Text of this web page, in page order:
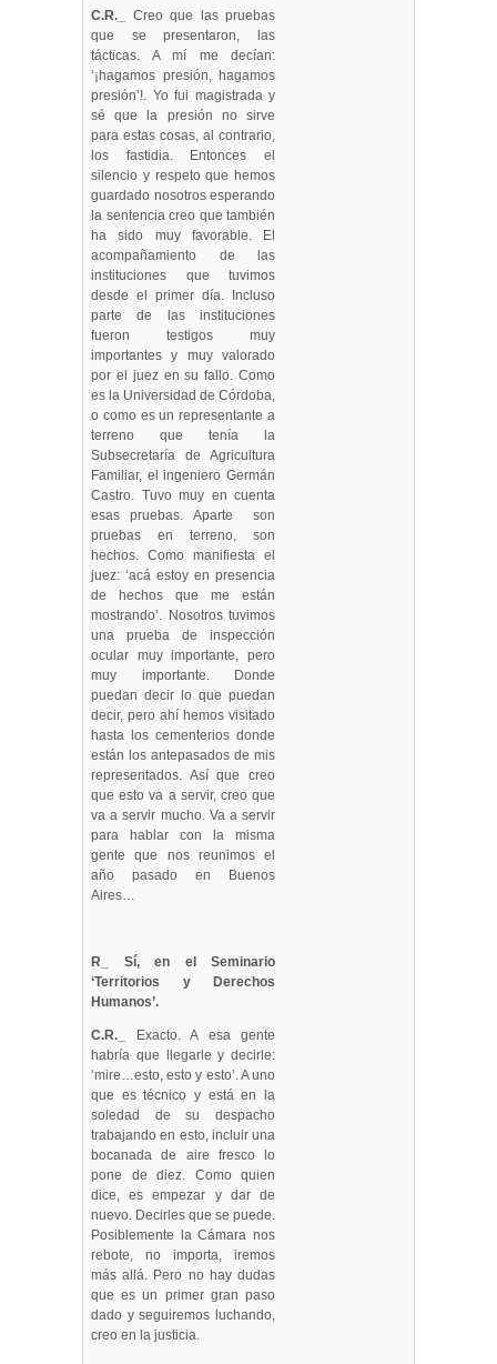
C.R._
Creo que las pruebas
que se presentaron, las
tácticas. A mí me decían:
‘¡hagamos presión, hagamos
presión’!. Yo fui magistrada y
sé que la presión no sirve
para estas cosas, al contrario,
los fastidia. Entonces el
silencio y respeto que hemos
guardado nosotros esperando
la sentencia creo que también
ha sido muy favorable. El
acompañamiento de las
instituciones que tuvimos
desde el primer día. Incluso
parte de las instituciones
fueron testigos muy
importantes y muy valorado
por el juez en su fallo. Como
es la Universidad de Córdoba,
o como es un representante a
terreno que tenía la
Subsecretaría de Agricultura
Familiar, el ingeniero Germán
Castro. Tuvo muy en cuenta
esas pruebas. Aparte son
pruebas en terreno, son
hechos. Como manifiesta el
juez: ‘acá estoy en presencia
de hechos que me están
mostrando’. Nosotros tuvimos
una prueba de inspección
ocular muy importante, pero
muy importante. Donde
puedan decir lo que puedan
decir, pero ahí hemos visitado
hasta los cementerios donde
están los antepasados de mis
representados. Así que creo
que esto va a servir, creo que
va a servir mucho. Va a servir
para hablar con la misma
gente que nos reunimos el
año pasado en Buenos
Aires…
R_ Sí, en el Seminario
‘Territorios y Derechos
Humanos’.
C.R._
Exacto. A esa gente
habría que llegarle y decirle:
‘mire…esto, esto y esto’. A uno
que es técnico y está en la
soledad de su despacho
trabajando en esto, incluir una
bocanada de aire fresco lo
pone de diez. Como quien
dice, es empezar y dar de
nuevo. Decirles que se puede.
Posiblemente la Cámara nos
rebote, no importa, iremos
más allá. Pero no hay dudas
que es un primer gran paso
dado y seguiremos luchando,
creo en la justicia.